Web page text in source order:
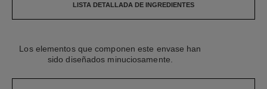
LISTA DETALLADA DE INGREDIENTES
Los elementos que componen este envase han
sido diseñados minuciosamente.